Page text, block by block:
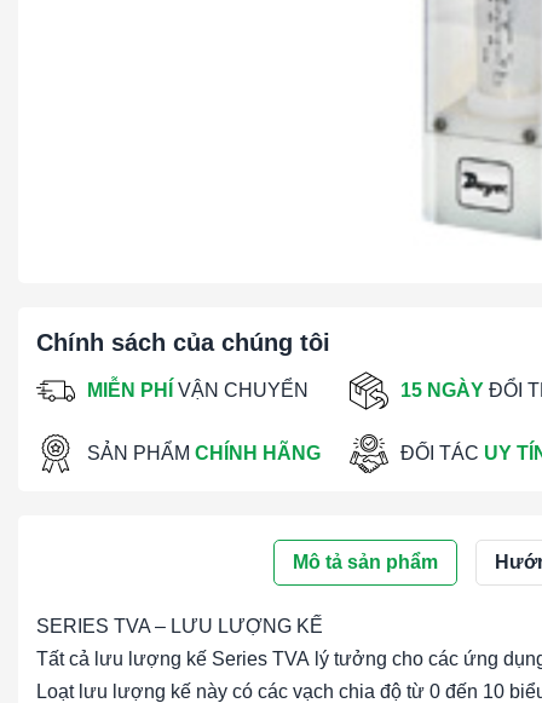
Chính sách của chúng tôi
MIỄN PHÍ VẬN CHUYỂN 15 NGÀY ĐỔI
SẢN PHẨM CHÍNH HÃNG ĐỐI TÁC UY
Mô tả sản phẩm
SERIES TVA – LƯU LƯỢNG KẾ
Tất cả lưu lượng kế Series TVA lý tưởng cho các ứng
Loạt lưu lượng kế này có các vạch chia độ từ 0 đến 10